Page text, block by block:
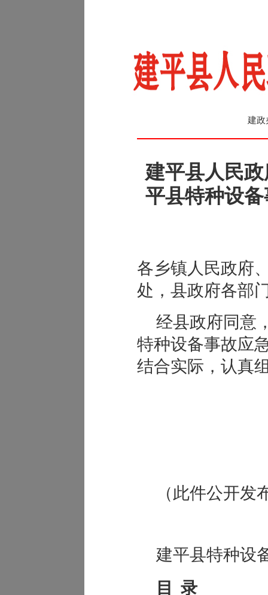
建政
建平县人民
平县特种设
各乡镇人民政府
处，县政府各部
经县政府同意
特种设备事故应
结合实际，认真
（此件公开发
建平县特种设
目录